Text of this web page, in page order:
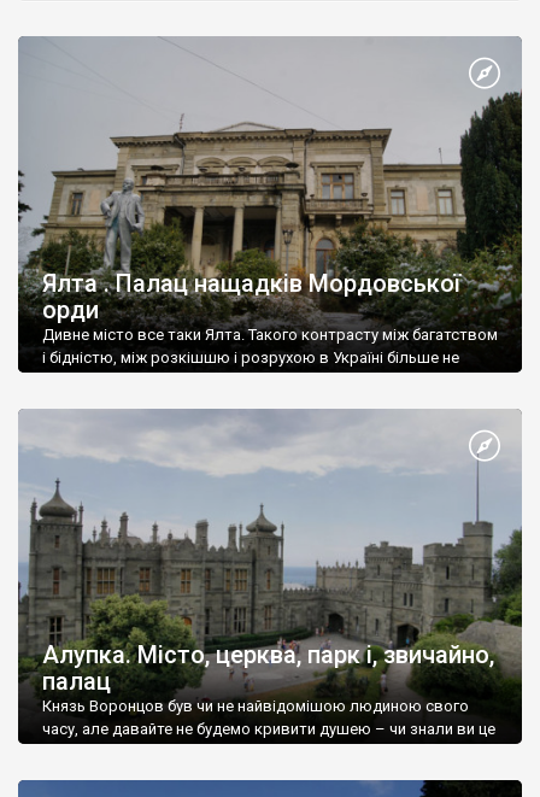
Ялта . Палац нащадків Мордовської
орди
Дивне місто все таки Ялта. Такого контрасту між багатством
і бідністю, між розкішшю і розрухою в Україні більше не
Алупка. Місто, церква, парк і, звичайно,
палац
Князь Воронцов був чи не найвідомішою людиною свого
часу, але давайте не будемо кривити душею – чи знали ви це